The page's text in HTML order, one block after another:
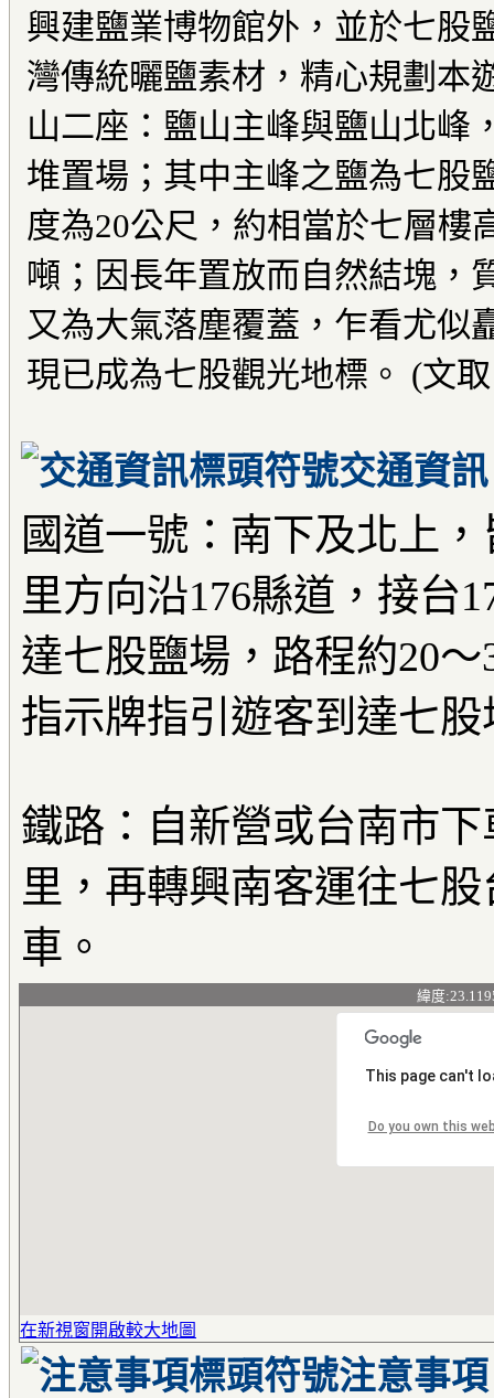
興建鹽業博物館外，並於七股
灣傳統曬鹽素材，精心規劃本
山二座：鹽山主峰與鹽山北峰
堆置場；其中主峰之鹽為七股
度為20公尺，約相當於七層樓
噸；因長年置放而自然結塊，
又為大氣落塵覆蓋，乍看尤似
現已成為七股觀光地標。 (文
交通資訊
國道一號：南下及北上
里方向沿176縣道，接台
達七股鹽場，路程約20
指示牌指引遊客到達七股
鐵路：自新營或台南市
里，再轉興南客運往七
車。
緯度
This page can't
Do you own this
在新視窗開啟較大地圖
注意事項